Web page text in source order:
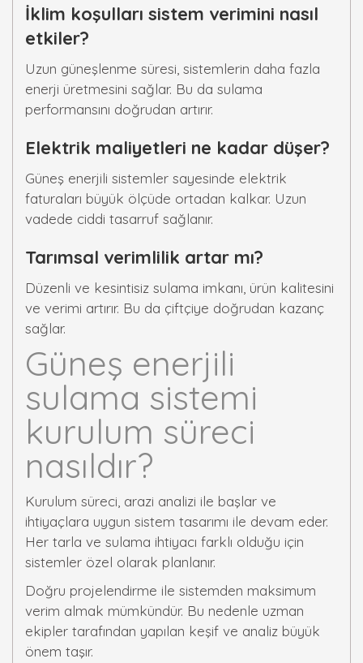
İklim koşulları sistem verimini nasıl
etkiler?
Uzun güneşlenme süresi, sistemlerin daha fazla
enerji üretmesini sağlar. Bu da sulama
performansını doğrudan artırır.
Elektrik maliyetleri ne kadar düşer?
Güneş enerjili sistemler sayesinde elektrik
faturaları büyük ölçüde ortadan kalkar. Uzun
vadede ciddi tasarruf sağlanır.
Tarımsal verimlilik artar mı?
Düzenli ve kesintisiz sulama imkanı, ürün kalitesini
ve verimi artırır. Bu da çiftçiye doğrudan kazanç
sağlar.
Güneş enerjili
sulama sistemi
kurulum süreci
nasıldır?
Kurulum süreci, arazi analizi ile başlar ve
ihtiyaçlara uygun sistem tasarımı ile devam eder.
Her tarla ve sulama ihtiyacı farklı olduğu için
sistemler özel olarak planlanır.
Doğru projelendirme ile sistemden maksimum
verim almak mümkündür. Bu nedenle uzman
ekipler tarafından yapılan keşif ve analiz büyük
önem taşır.